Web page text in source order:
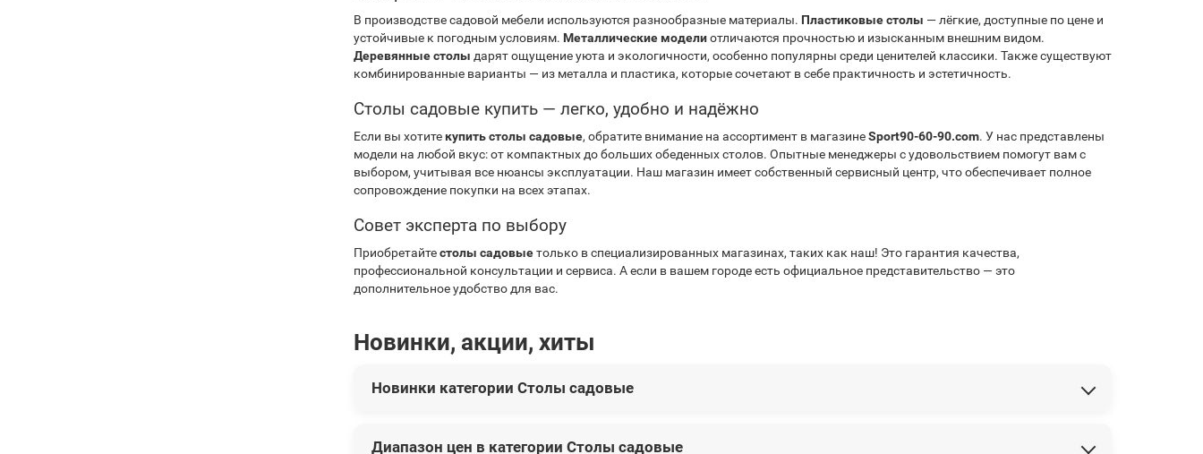
В производстве садовой мебели используются разнообразные материалы. Пластиковые столы — лёгкие, доступные по цене и
устойчивые к погодным условиям. Металлические моделиотличаются прочностью и изысканным внешним видом.
Деревянные столы дарят ощущение уюта и экологичности, особенно популярны среди ценителей классики. Также существуют
комбинированные варианты — из металла и пластика, которые сочетают в себе практичность и эстетичность.
Столы садовые купить — легко, удобно и надёжно
Если вы хотите купить столы садовые, обратите внимание на ассортимент в магазинеSport90-60-90.com. У нас представлены
модели на любой вкус: от компактных до больших обеденных столов. Опытные менеджеры с удовольствием помогут вам с
выбором, учитывая все нюансы эксплуатации. Наш магазин имеет собственный сервисный центр, что обеспечивает полное
сопровождение покупки на всех этапах.
Совет эксперта по выбору
Приобретайтестолы садовыетолько в специализированных магазинах, таких как наш! Это гарантия качества,
профессиональной консультации и сервиса. А если в вашем городе есть официальное представительство — это
дополнительное удобство для вас.
Новинки, акции, хиты
Новинки категории Столы садовые
Диапазон цен в категории Столы садовые